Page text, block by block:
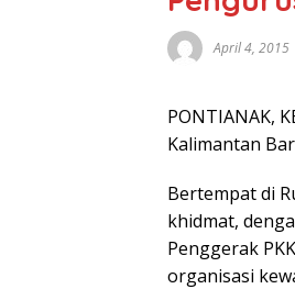
April 4, 2015
PONTIANAK,
Kalimantan
Bertempat di
khidmat,
Penggerak
organisasi